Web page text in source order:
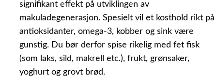
signifikant effekt på utviklingen av
makuladegenerasjon. Spesielt vil et kosthold rikt på
antioksidanter, omega-3, kobber og sink være
gunstig. Du bør derfor spise rikelig med fet fisk
(som laks, sild, makrell etc.), frukt, grønsaker,
yoghurt og grovt brød.